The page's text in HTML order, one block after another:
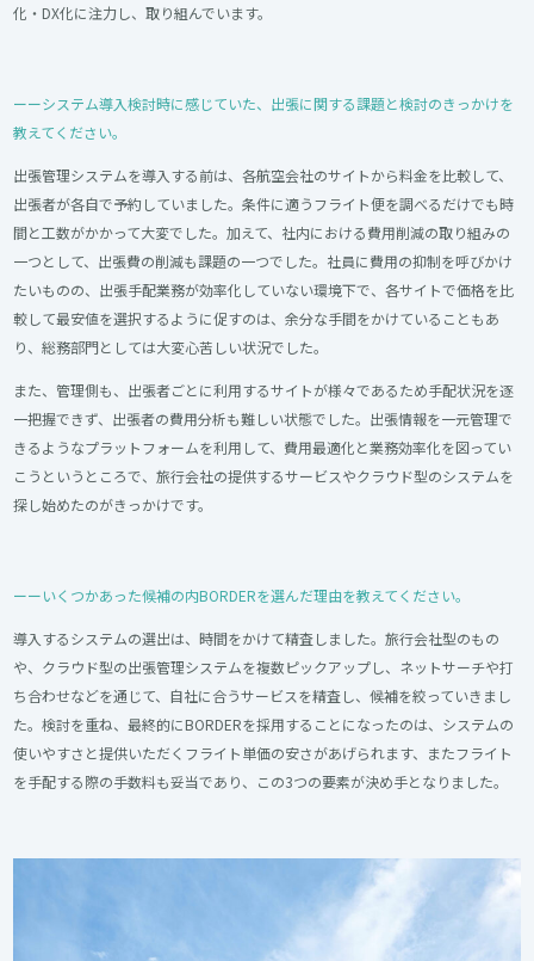
化・DX化に注力し、取り組んでいます。
ーーシステム導入検討時に感じていた、出張に関する課題と検討のきっかけを
教えてください。
出張管理システムを導入する前は、各航空会社のサイトから料金を比較して、
出張者が各自で予約していました。条件に適うフライト便を調べるだけでも時
間と工数がかかって大変でした。加えて、社内における費用削減の取り組みの
一つとして、出張費の削減も課題の一つでした。社員に費用の抑制を呼びかけ
たいものの、出張手配業務が効率化していない環境下で、各サイトで価格を比
較して最安値を選択するように促すのは、余分な手間をかけていることもあ
り、総務部門としては大変心苦しい状況でした。
また、管理側も、出張者ごとに利用するサイトが様々であるため手配状況を逐
一把握できず、出張者の費用分析も難しい状態でした。出張情報を一元管理で
きるようなプラットフォームを利用して、費用最適化と業務効率化を図ってい
こうというところで、旅行会社の提供するサービスやクラウド型のシステムを
探し始めたのがきっかけです。
ーーいくつかあった候補の内BORDERを選んだ理由を教えてください。
導入するシステムの選出は、時間をかけて精査しました。旅行会社型のもの
や、クラウド型の出張管理システムを複数ピックアップし、ネットサーチや打
ち合わせなどを通じて、自社に合うサービスを精査し、候補を絞っていきまし
た。検討を重ね、最終的にBORDERを採用することになったのは、システムの
使いやすさと提供いただくフライト単価の安さがあげられます、またフライト
を手配する際の手数料も妥当であり、この3つの要素が決め手となりました。